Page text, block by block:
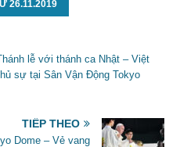
26.11.2019
lễ với thánh ca Nhật – Việt
sự tại Sân Vận Động Tokyo
TIẾP THEO
Dome – Vẻ vang